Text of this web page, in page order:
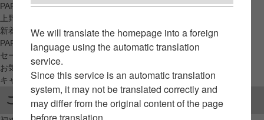
PARCO_ya
上野
新着アイテムから探す
PARCO限定アイテムから探す
セールアイテムから探す
お気に入りから探す
キャンペーン/クーポン対象から探す
ご利用案内
We will translate the homepage into a foreign
language using the automatic translation
service.
Since this service is an automatic translation
system, it may not be translated correctly and
may differ from the original content of the page